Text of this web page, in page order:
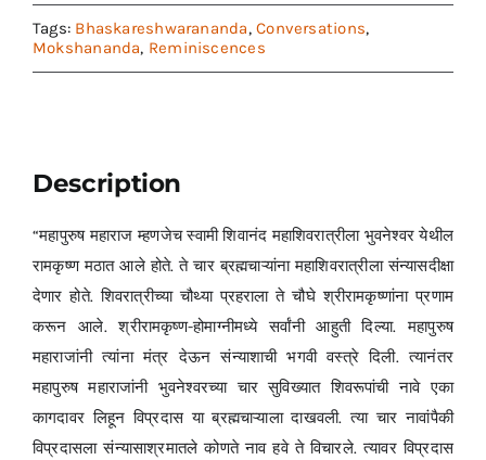
Tags: Bhaskareshwarananda,Conversations,
Mokshananda, Reminiscences
Description
“महापुरुष महाराज म्हणजेच स्वामी शिवानंद महाशिवरात्रीला भुवनेश्वर येथील
रामकृष्ण मठात आले होते. ते चार ब्रह्मचाऱ्यांना महाशिवरात्रीला संन्यासदीक्षा
देणार होते. शिवरात्रीच्या चौथ्या प्रहराला ते चौघे श्रीरामकृष्णांना प्रणाम
करून आले. श्रीरामकृष्ण-होमाग्नीमध्ये सर्वांनी आहुती दिल्या. महापुरुष
महाराजांनी त्यांना मंत्र देऊन संन्याशाची भगवी वस्त्रे दिली. त्यानंतर
महापुरुष महाराजांनी भुवनेश्वरच्या चार सुविख्यात शिवरूपांची नावे एका
कागदावर लिहून विप्रदास या ब्रह्मचाऱ्याला दाखवली. त्या चार नावांपैकी
विप्रदासला संन्यासाश्रमातले कोणते नाव हवे ते विचारले. त्यावर विप्रदास